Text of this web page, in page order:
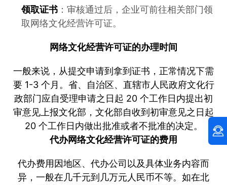
领取证书 ：审核通过后，企业可前往相关部门领
取网络文化经营许可证。
网络文化经营许可证的办理时间
一般来说，从提交申请到拿到证书，正常情况下需
要 1-3 个月。省、自治区、直辖市人民政府文化行
政部门应自受理申请之日起 20 个工作日内提出初
审意见上报文化部，文化部自收到初审意见之日起
20 个工作日内做出批准或者不批准的决定。
代办网络文化经营许可证的费用
代办费用因地区、代办公司以及具体业务内容而
异，一般在几千元到几万元人民币不等。如在北